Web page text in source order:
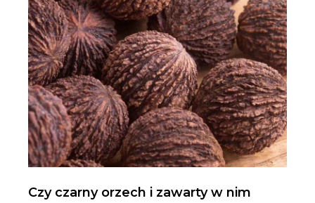
Czy czarny orzech i zawarty w nim